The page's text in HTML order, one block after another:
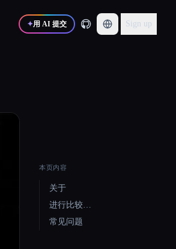
✦用 AI 提交 Sign up
本页内容
关于
进行比较…
常见问题